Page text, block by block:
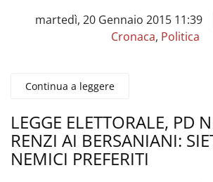
martedì, 20 Gennaio 2015 11:39
Cronaca, Politica
Continua a leggere
LEGGE ELETTORALE, PD
RENZI AI BERSANIANI:
NEMICI PREFERITI